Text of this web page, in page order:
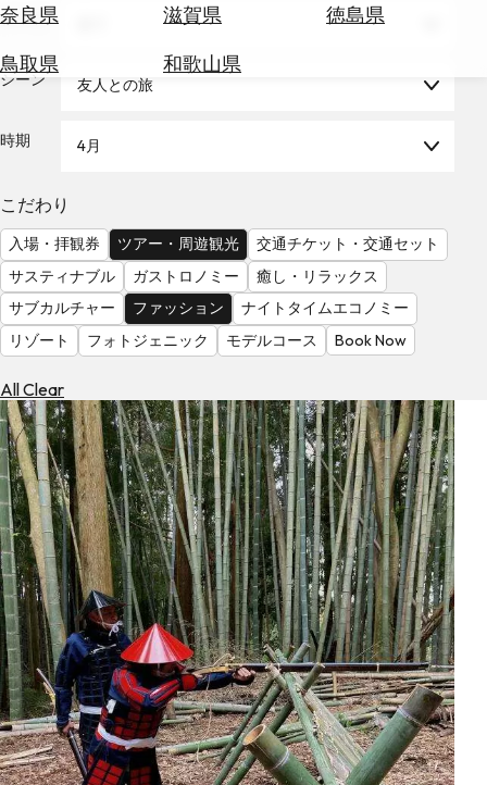
奈良県
滋賀県
徳島県
鳥取県
和歌山県
テ
を
る
気
を
見
る
テーマ
シーン 友人との旅
時期 4月
こだわり
入場・拝観券 ツアー・周遊観光
交通チケット・交通セット
サスティナブル
ガストロノミー
癒し・リラックス
サブカルチャー
ファッション
ナイトタイムエコノミー
リゾート
フォトジェニック モデルコース Book Now
All Clear